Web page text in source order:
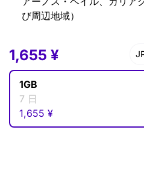
び周辺地域）
1,655 ¥
1GB
7 日
1,655 ¥
1,655 ¥